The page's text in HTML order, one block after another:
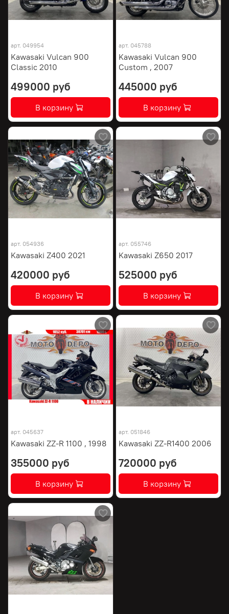
арт. 049954
Kawasaki Vulcan 900
Classic 2010
499000 руб
В корзину
арт. 045788
Kawasaki Vulcan 900
Custom , 2007
445000 руб
В корзину
арт. 054936
Kawasaki Z400 2021
420000 руб
В корзину
арт. 055746
Kawasaki Z650 2017
525000 руб
В корзину
арт. 045637
Kawasaki ZZ-R 1100 , 1998
355000 руб
В корзину
арт. 051846
Kawasaki ZZ-R1400 2006
720000 руб
В корзину